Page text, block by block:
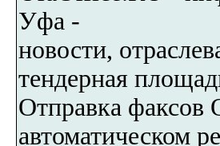
Уфа -
новости,
тендерная
Отправка
автоматическом